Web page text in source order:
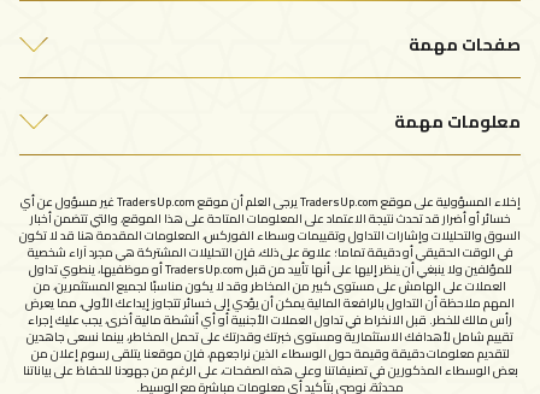
التحليلات الفنية
صفحات مهمة
اتصل بنا
معلومات مهمة
شروط الاستخدام
إخلاء المسؤولية على موقع TradersUp.com يرجى العلم أن موقع TradersUp.com غير مسؤول عن أي
خسائر أو أضرار قد تحدث نتيجة الاعتماد على المعلومات المتاحة على هذا الموقع، والتي تتضمن أخبار
السوق والتحليلات وإشارات التداول وتقييمات وسطاء الفوركس، المعلومات المقدمة هنا قد لا تكون
في الوقت الحقيقي أو دقيقة تماما؛ علاوة على ذلك، فإن التحليلات المشتركة هي مجرد آراء شخصية
للمؤلفين ولا ينبغي أن ينظر إليها على أنها تأييد من قبل TradersUp.com أو موظفيها، ينطوي تداول
العملات على الهامش على مستوى كبير من المخاطر وقد لا يكون مناسبًا لجميع المستثمرين، من
المهم ملاحظة أن التداول بالرافعة المالية يمكن أن يؤدي إلى خسائر تتجاوز إيداعك الأولي، مما يعرض
رأس مالك للخطر. قبل الانخراط في تداول العملات الأجنبية أو أي أنشطة مالية أخرى، يجب عليك إجراء
تقييم شامل لأهدافك الاستثمارية ومستوى خبرتك وقدرتك على تحمل المخاطر، بينما نسعى جاهدين
لتقديم معلومات دقيقة وقيمة حول الوسطاء الذين نراجعهم، فإن موقعنا يتلقى رسوم إعلان من
بعض الوسطاء المذكورين في تصنيفاتنا وعلى هذه الصفحات، على الرغم من جهودنا للحفاظ على بياناتنا
محدثة، نوصي بتأكيد أي معلومات مباشرة مع الوسيط.